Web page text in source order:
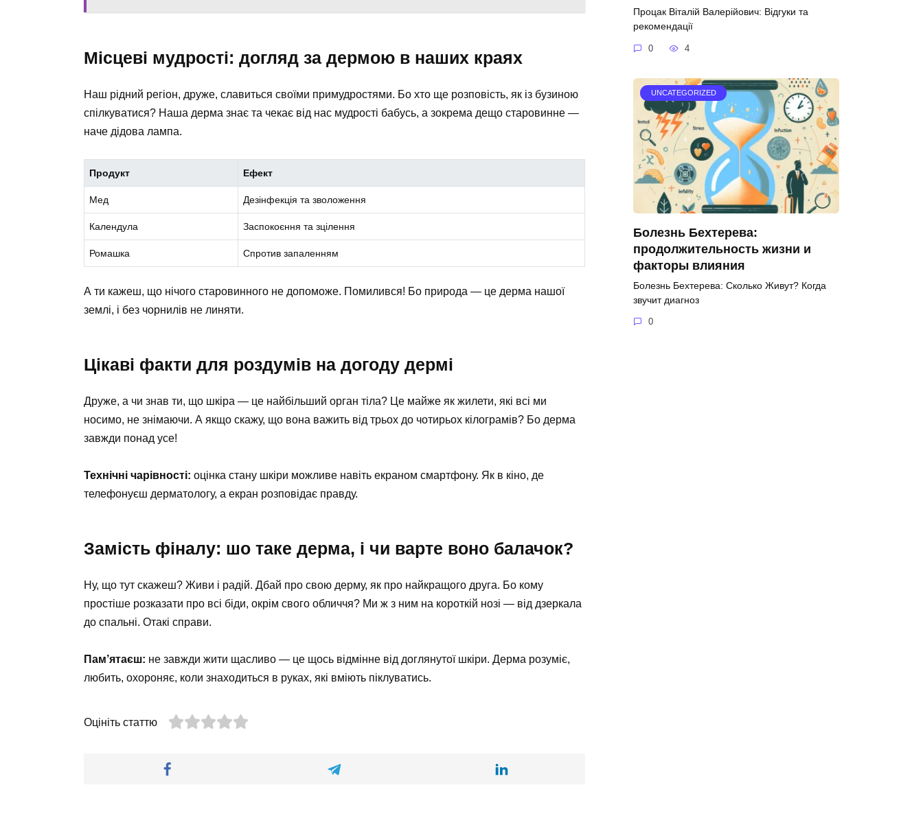
Місцеві мудрості: догляд за дермою в наших краях
Наш рідний регіон, друже, славиться своїми примудростями. Бо хто ще розповість, як із бузиною
спілкуватися? Наша дерма знає та чекає від нас мудрості бабусь, а зокрема дещо старовинне —
наче дідова лампа.
Продукт Ефект
Мед Дезінфекція та зволоження
Календула Заспокоєння та зцілення
Ромашка Спротив запаленням
А ти кажеш, що нічого старовинного не допоможе. Помилився! Бо природа — це дерма нашої
землі, і без чорнилів не линяти.
Цікаві факти для роздумів на догоду дермі
Друже, а чи знав ти, що шкіра — це найбільший орган тіла? Це майже як жилети, які всі ми
носимо, не знімаючи. А якщо скажу, що вона важить від трьох до чотирьох кілограмів? Бо дерма
завжди понад усе!
Технічні чарівності: оцінка стану шкіри можливе навіть екраном смартфону. Як в кіно, де
телефонуєш дерматологу, а екран розповідає правду.
Замість фіналу: шо таке дерма, і чи варте воно балачок?
Ну, що тут скажеш? Живи і радій. Дбай про свою дерму, як про найкращого друга. Бо кому
простіше розказати про всі біди, окрім свого обличчя? Ми ж з ним на короткій нозі — від дзеркала
до спальні. Отакі справи.
Пам’ятаєш: не завжди жити щасливо — це щось відмінне від доглянутої шкіри. Дерма розуміє,
любить, охороняє, коли знаходиться в руках, які вміють піклуватись.
Оцініть статтю
Процак Віталій Валерійович: Відгуки та
рекомендації
0 4
UNCATEGORIZED
Болезнь Бехтерева:
продолжительность жизни и
факторы влияния
Болезнь Бехтерева: Сколько Живут? Когда
звучит диагноз
0